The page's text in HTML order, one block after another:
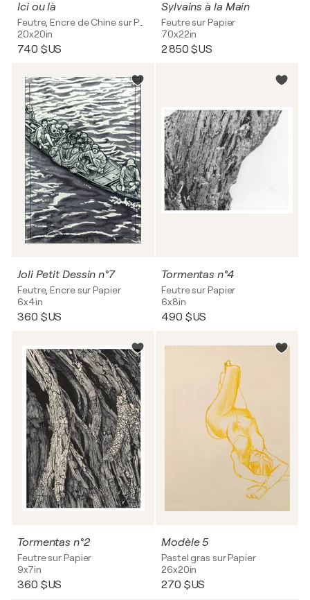
Ici ou là
20x20in
740 $US
Sylvains à la Main
Feutre sur Papier
70x22in
2 850 $US
Joli Petit Dessin n°7
Feutre, Encre sur Papier
6x4in
360 $US
Tormentas n°4
Feutre sur Papier
6x8in
490 $US
Tormentas n°2
Feutre sur Papier
9x7in
360 $US
Modèle 5
Pastel gras sur Papier
26x20in
270 $US